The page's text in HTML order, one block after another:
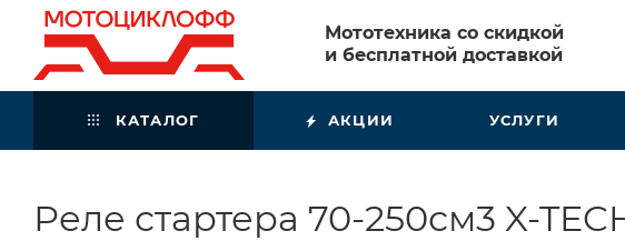
Мототехника со скидкой
и бесплатной доставкой
КАТАЛОГ АКЦИИ УСЛУГИ
Реле стартера 70-250см3 X-